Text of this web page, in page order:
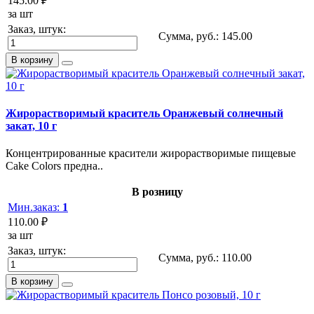
за шт
Заказ, штук:
Сумма, руб.: 145.00
В корзину
Жирорастворимый краситель Оранжевый солнечный
закат, 10 г
Концентрированные красители жирорастворимые пищевые
Cake Colors предна..
В розницу
Мин.заказ: 1
110.00 ₽
за шт
Заказ, штук:
Сумма, руб.: 110.00
В корзину